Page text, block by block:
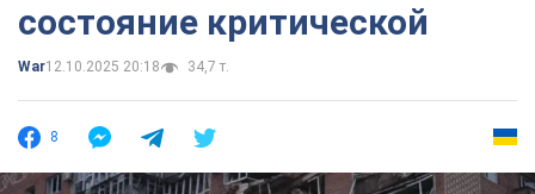
состояние критической
War12.10.2025 20:18 34,7 т.
8